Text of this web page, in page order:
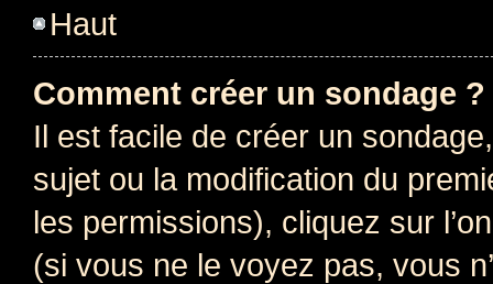
Haut
Comment créer un sondage ?
Il est facile de créer un
sujet ou la modification du
les permissions), cliquez sur
(si vous ne le voyez pas, vous